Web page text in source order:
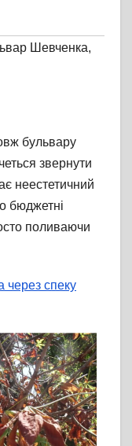
Шевченка,
бульвару
звернути
неестетичний
бюджетні
поливаючи
через спеку